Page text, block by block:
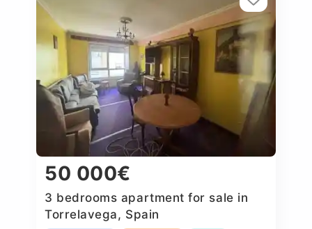
50 000€
3 bedrooms apartment for sale in
Torrelavega, Spain